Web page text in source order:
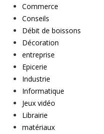
Commerce
Conseils
Débit de boissons
Décoration
entreprise
Epicerie
Industrie
Informatique
Jeux vidéo
Librairie
matériaux